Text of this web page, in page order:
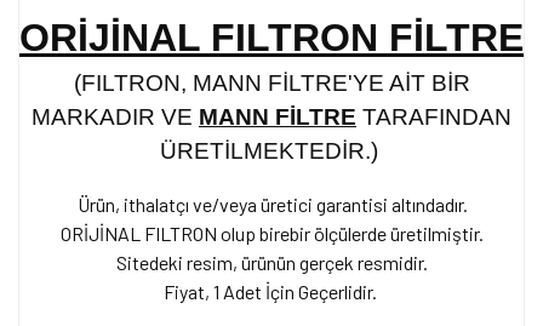
ORİJİNAL FILTRON FİLTRE
(FILTRON, MANN FİLTRE'YE AİT BİR
MARKADIR VE MANN FİLTRE TARAFINDAN
ÜRETİLMEKTEDİR.)
Ürün, ithalatçı ve/veya üretici garantisi altındadır.
ORİJİNAL FILTRON olup birebir ölçülerde üretilmiştir.
Sitedeki resim, ürünün gerçek resmidir.
Fiyat, 1 Adet İçin Geçerlidir.